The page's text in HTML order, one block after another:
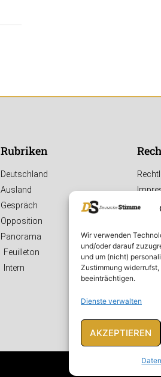
Wir verwenden
und/oder darauf
und um (nicht)
Zustimmung
beeinträchtigen.
Dienste verwalten
AKZEPTIEREN
Rubriken
Deutschland
Ausland
Gespräch
Opposition
Panorama
Feuilleton
Intern